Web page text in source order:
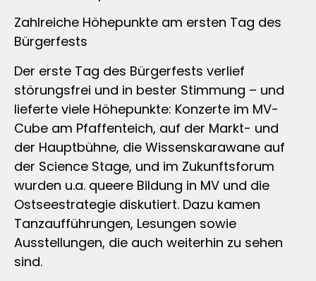
Zahlreiche Höhepunkte am ersten Tag des
Bürgerfests
Der erste Tag des Bürgerfests verlief
störungsfrei und in bester Stimmung – und
lieferte viele Höhepunkte: Konzerte im MV-
Cube am Pfaffenteich, auf der Markt- und
der Hauptbühne, die Wissenskarawane auf
der Science Stage, und im Zukunftsforum
wurden u.a. queere Bildung in MV und die
Ostseestrategie diskutiert. Dazu kamen
Tanzaufführungen, Lesungen sowie
Ausstellungen, die auch weiterhin zu sehen
sind.